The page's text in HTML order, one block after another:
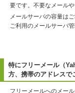
要です。不要なメール
メールサーバの容量は
ご利用のメールサーバ
特にフリーメール（
方、携帯のアドレスで
フリーメールへのメー